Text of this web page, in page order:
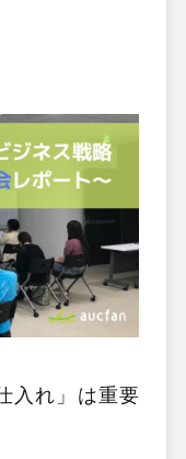
入れ」は重要